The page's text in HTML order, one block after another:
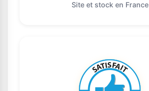
Site et stock en France